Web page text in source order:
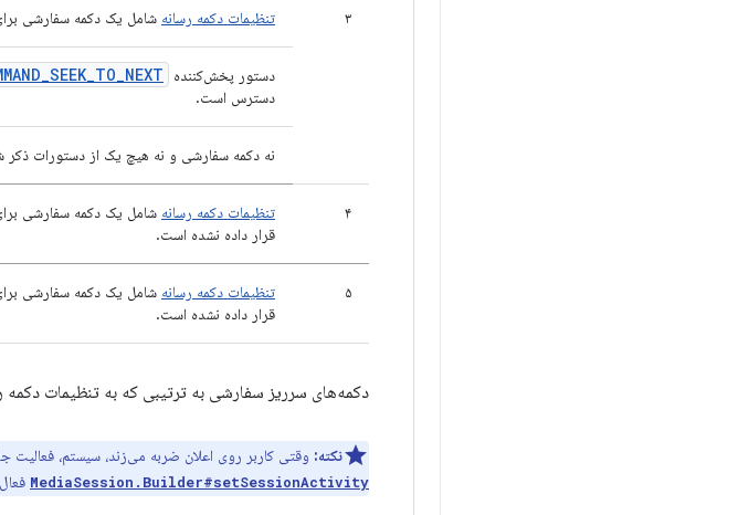
۳ تنظیمات دکمه رسانه شامل یک دکمه سفارشی
دستور پخش‌کننده
دسترس است.
نه دکمه سفارشی و نه هیچ یک از دستورات
۴ تنظیمات دکمه رسانه شامل یک دکمه سفارشی
قرار داده نشده است.
۵ تنظیمات دکمه رسانه شامل یک دکمه سفارشی
قرار داده نشده است.
دکمه‌های سرریز سفارشی به ترتیبی که به تنظیمات دکمه
نکته: وقتی کاربر روی اعلان ضربه می‌زند، سیستم، فعالیت
MediaSession.Builder#setSessionActivity